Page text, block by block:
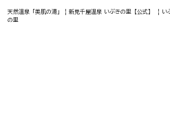
天然温泉「美肌の湯」 | 新見千屋温泉 いぶきの里【公式】 | い
の里